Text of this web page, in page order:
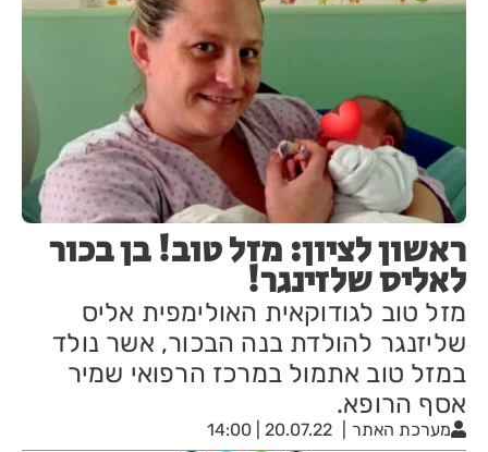
ראשון לציון: מזל טוב! בן בכור
לאליס שלזינגר!
מזל טוב לגודוקאית האולימפית אליס
שליזנגר להולדת בנה הבכור, אשר נולד
במזל טוב אתמול במרכז הרפואי שמיר
אסף הרופא.
מערכת האתר 20.07.22 | 14:00